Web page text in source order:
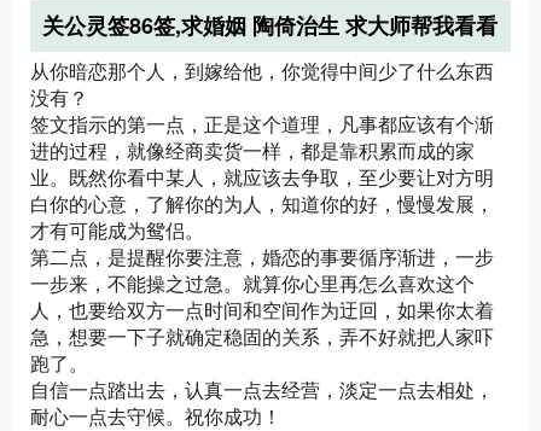
关公灵签86签,求婚姻 陶倚治生 求大师帮我看看
，我会不会遇到我暗恋的那个人了，并且会不会
嫁给他
从你暗恋那个人，到嫁给他，你觉得中间少了什么东西
没有？
签文指示的第一点，正是这个道理，凡事都应该有个渐
进的过程，就像经商卖货一样，都是靠积累而成的家
业。既然你看中某人，就应该去争取，至少要让对方明
白你的心意，了解你的为人，知道你的好，慢慢发展，
才有可能成为鸳侣。
第二点，是提醒你要注意，婚恋的事要循序渐进，一步
一步来，不能操之过急。就算你心里再怎么喜欢这个
人，也要给双方一点时间和空间作为迂回，如果你太着
急，想要一下子就确定稳固的关系，弄不好就把人家吓
跑了。
自信一点踏出去，认真一点去经营，淡定一点去相处，
耐心一点去守候。祝你成功！